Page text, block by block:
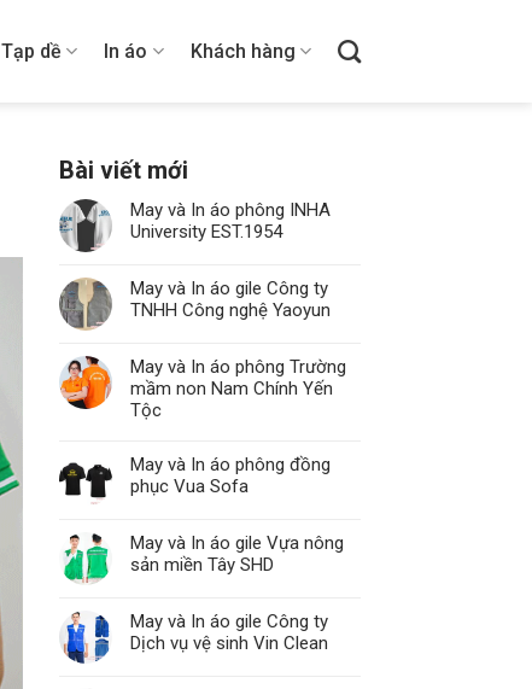
Tạp dề In áo Khách hàng
Bài viết mới
May và In áo phông INHA
University EST.1954
May và In áo gile Công ty
TNHH Công nghệ Yaoyun
May và In áo phông Trường
mầm non Nam Chính Yến
Tộc
May và In áo phông đồng
phục Vua Sofa
May và In áo gile Vựa nông
sản miền Tây SHD
May và In áo gile Công ty
Dịch vụ vệ sinh Vin Clean